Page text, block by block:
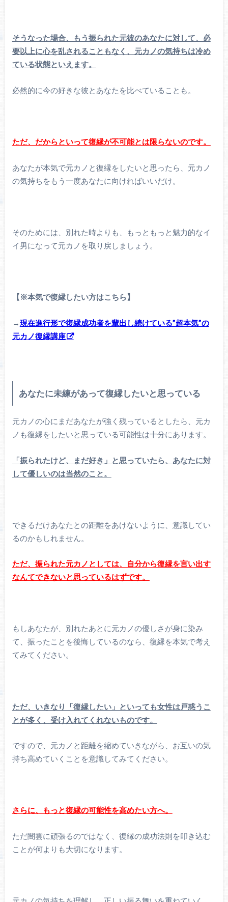
そうなった場合、もう振られた元彼のあなたに対して、必
要以上に心を乱されることもなく、元カノの気持ちは冷め
ている状態といえます。
必然的に今の好きな彼とあなたを比べていることも。
ただ、だからといって復縁が不可能とは限らないのです。
あなたが本気で元カノと復縁をしたいと思ったら、元カノ
の気持ちをもう一度あなたに向ければいいだけ。
そのためには、別れた時よりも、もっともっと魅力的なイ
イ男になって元カノを取り戻しましょう。
【※本気で復縁したい方はこちら】
→現在進行形で復縁成功者を輩出し続けている”超本気”の
元カノ復縁講座
あなたに未練があって復縁したいと思っている
元カノの心にまだあなたが強く残っているとしたら、元カ
ノも復縁をしたいと思っている可能性は十分にあります。
「振られたけど、まだ好き」と思っていたら、あなたに対
して優しいのは当然のこと。
できるだけあなたとの距離をあけないように、意識してい
るのかもしれません。
ただ、振られた元カノとしては、自分から復縁を言い出す
なんてできないと思っているはずです。
もしあなたが、別れたあとに元カノの優しさが身に染み
て、振ったことを後悔しているのなら、復縁を本気で考え
てみてください。
ただ、いきなり「復縁したい」といっても女性は戸惑うこ
とが多く、受け入れてくれないものです。
ですので、元カノと距離を縮めていきながら、お互いの気
持ち高めていくことを意識してみてください。
さらに、もっと復縁の可能性を高めたい方へ。
ただ闇雲に頑張るのではなく、復縁の成功法則を叩き込む
ことが何よりも大切になります。